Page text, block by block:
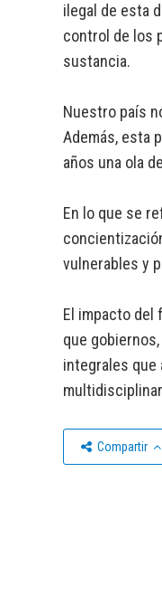
ilegal de esta
control de los
sustancia.
Nuestro país
Además, esta
años una ola
En lo que se
vulnerables y
El impacto del
que
integrales que
Compartir